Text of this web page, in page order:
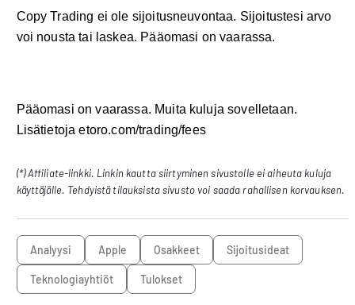
Copy Trading ei ole sijoitusneuvontaa. Sijoitustesi arvo
voi nousta tai laskea. Pääomasi on vaarassa.
Pääomasi on vaarassa. Muita kuluja sovelletaan.
Lisätietoja etoro.com/trading/fees
(*) Affiliate-linkki. Linkin kautta siirtyminen sivustolle ei aiheuta kuluja
käyttäjälle. Tehdyistä tilauksista sivusto voi saada rahallisen korvauksen.
analyysi Apple osakkeet sijoitusideat
teknologiayhtiöt tulokset